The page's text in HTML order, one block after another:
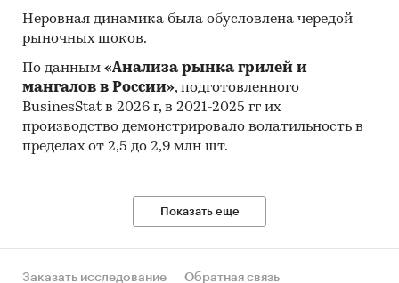
Неровная динамика была обусловлена чередой
рыночных шоков.
По данным «Анализа рынка грилей и
мангалов в России», подготовленного
BusinesStat в 2026 г, в 2021-2025 гг их
производство демонстрировало волатильность в
пределах от 2,5 до 2,9 млн шт.
Показать еще
Заказать исследование
Обратная связь